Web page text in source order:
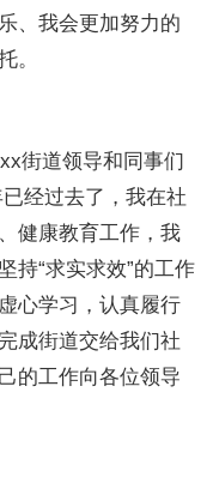
、我会更加努力的
。
街道领导和同事们
经过去了，我在社
健康教育工作，我
持“求实求效”的工作
心学习，认真履行
成街道交给我们社
的工作向各位领导